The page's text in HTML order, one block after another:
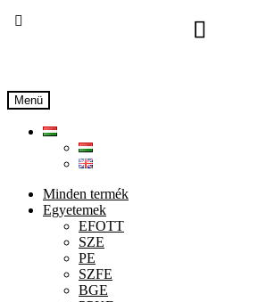
Ugrás
Kilépés
Menü
Minden termék
Egyetemek
EFOTT
SZE
PE
SZFE
BGE